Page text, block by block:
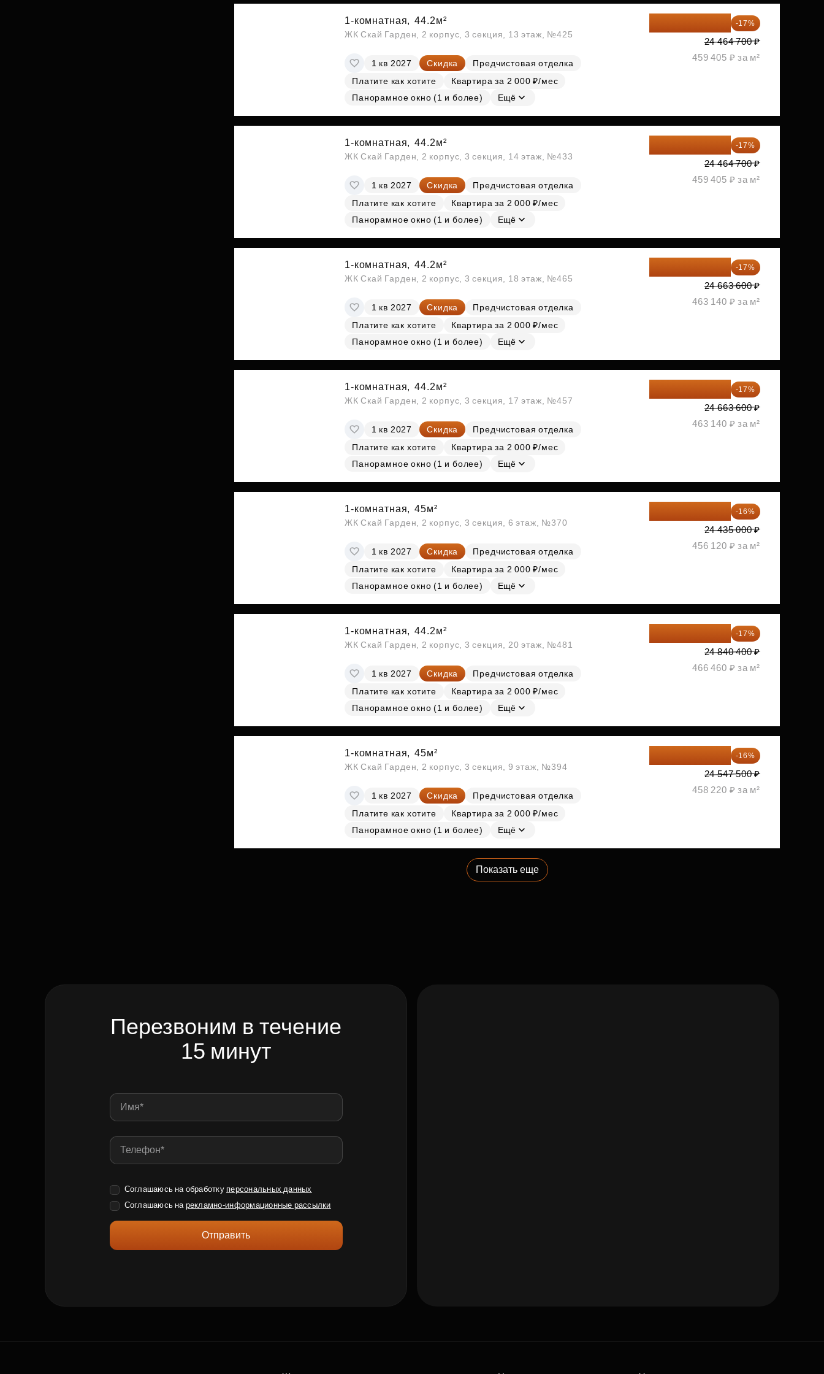
1-комнатная, 44.2м²
ЖК Скай Гарден, 2 корпус, 3 секция, 13 этаж, №425
1 кв 2027 Скидка
Предчистовая отделка
Платите как хотите
Квартира за 2 000 ₽/мес
Панорамное окно (1 и более)
Ещё
-17%
24 464 700 ₽
459 405 ₽ за м²
1-комнатная, 44.2м²
ЖК Скай Гарден, 2 корпус, 3 секция, 14 этаж, №433
1 кв 2027 Скидка
Предчистовая отделка
Платите как хотите
Квартира за 2 000 ₽/мес
Панорамное окно (1 и более)
Ещё
-17%
24 464 700 ₽
459 405 ₽ за м²
1-комнатная, 44.2м²
ЖК Скай Гарден, 2 корпус, 3 секция, 18 этаж, №465
1 кв 2027 Скидка
Предчистовая отделка
Платите как хотите
Квартира за 2 000 ₽/мес
Панорамное окно (1 и более)
Ещё
-17%
24 663 600 ₽
463 140 ₽ за м²
1-комнатная, 44.2м²
ЖК Скай Гарден, 2 корпус, 3 секция, 17 этаж, №457
1 кв 2027 Скидка
Предчистовая отделка
Платите как хотите
Квартира за 2 000 ₽/мес
Панорамное окно (1 и более)
Ещё
-17%
24 663 600 ₽
463 140 ₽ за м²
1-комнатная, 45м²
ЖК Скай Гарден, 2 корпус, 3 секция, 6 этаж, №370
1 кв 2027 Скидка
Предчистовая отделка
Платите как хотите
Квартира за 2 000 ₽/мес
Панорамное окно (1 и более)
Ещё
-16%
24 435 000 ₽
456 120 ₽ за м²
1-комнатная, 44.2м²
ЖК Скай Гарден, 2 корпус, 3 секция, 20 этаж, №481
1 кв 2027 Скидка
Предчистовая отделка
Платите как хотите
Квартира за 2 000 ₽/мес
Панорамное окно (1 и более)
Ещё
-17%
24 840 400 ₽
466 460 ₽ за м²
1-комнатная, 45м²
ЖК Скай Гарден, 2 корпус, 3 секция, 9 этаж, №394
1 кв 2027 Скидка
Предчистовая отделка
Платите как хотите
Квартира за 2 000 ₽/мес
Панорамное окно (1 и более)
Ещё
-16%
24 547 500 ₽
458 220 ₽ за м²
Показать еще
Перезвоним в течение
15 минут
Соглашаюсь на обработку персональных данных
Соглашаюсь на рекламно-информационные рассылки
Отправить